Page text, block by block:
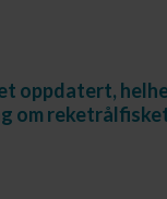
oppdatert,
om